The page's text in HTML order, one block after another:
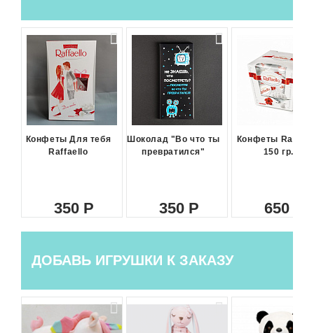
Конфеты Для тебя
Raffaello
350
Шоколад "Во что ты
превратился"
350
Конфеты
150 гр.
650
ДОБАВЬ ИГРУШКИ К ЗАКАЗУ